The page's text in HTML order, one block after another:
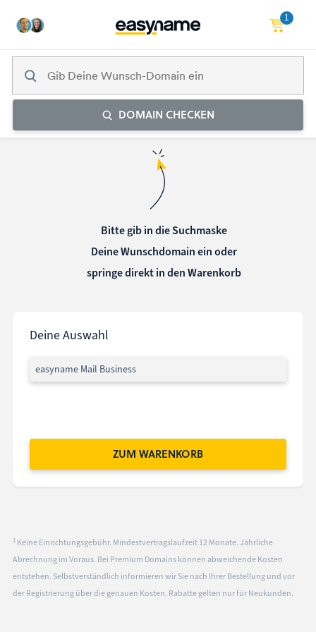
1
DOMAIN CHECKEN
Bitte gib in die Suchmaske
Deine Wunschdomain ein oder
springe direkt in den Warenkorb
Deine Auswahl
easyname Mail Business
ZUM WARENKORB
1 Keine Einrichtungsgebühr. Mindestvertragslaufzeit 12 Monate. Jährliche
Abrechnung im Voraus. Bei Premium Domains können abweichende Kosten
entstehen. Selbstverständlich informieren wir Sie nach Ihrer Bestellung und vor
der Registrierung über die genauen Kosten. Rabatte gelten nur für Neukunden.